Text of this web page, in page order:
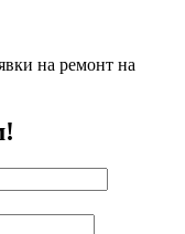
на ремонт на